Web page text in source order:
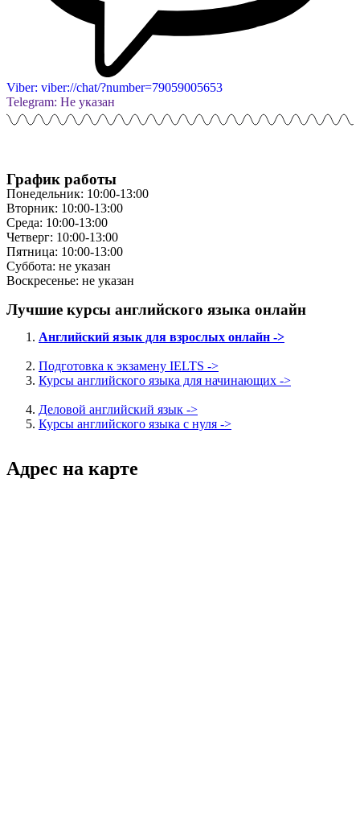
Viber: viber://chat/?number=79059005653
Telegram: Не указан
График работы
Понедельник: 10:00-13:00
Вторник: 10:00-13:00
Среда: 10:00-13:00
Четверг: 10:00-13:00
Пятница: 10:00-13:00
Суббота: не указан
Воскресенье: не указан
Лучшие курсы английского языка онлайн
Английский язык для взрослых онлайн ->
Подготовка к экзамену IELTS ->
Курсы английского языка для начинающих ->
Деловой английский язык ->
Курсы английского языка с нуля ->
Адрес на карте